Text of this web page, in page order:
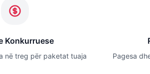
Konkurruese
në treg për paketat tuaja Pagesa